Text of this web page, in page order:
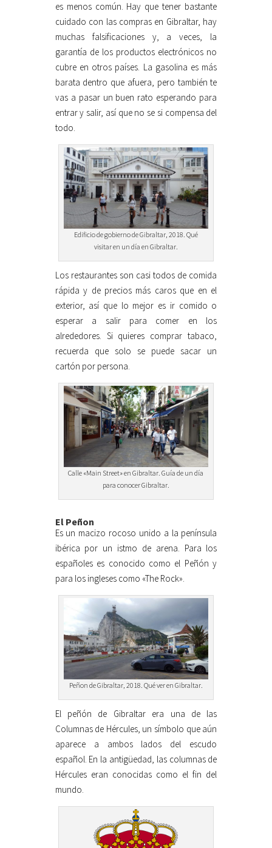
es menos común. Hay que tener bastante
cuidado con las compras en Gibraltar, hay
muchas falsificaciones y, a veces, la
garantía de los productos electrónicos no
cubre en otros países. La gasolina es más
barata dentro que afuera, pero también te
vas a pasar un buen rato esperando para
entrar y salir, así que no se si compensa del
todo.
Edificio de gobierno de Gibraltar, 2018. Qué
visitar en un día en Gibraltar.
Los restaurantes son casi todos de comida
rápida y de precios más caros que en el
exterior, así que lo mejor es ir comido o
esperar a salir para comer en los
alrededores. Si quieres comprar tabaco,
recuerda que solo se puede sacar un
cartón por persona.
Calle «Main Street» en Gibraltar. Guía de un día
para conocer Gibraltar.
El Peñon
Es un macizo rocoso unido a la península
ibérica por un istmo de arena. Para los
españoles es conocido como el Peñón y
para los ingleses como «The Rock».
Peñon de Gibraltar, 2018. Qué ver en Gibraltar.
El peñón de Gibraltar era una de las
Columnas de Hércules, un símbolo que aún
aparece a ambos lados del escudo
español. En la antigüedad, las columnas de
Hércules eran conocidas como el fin del
mundo.